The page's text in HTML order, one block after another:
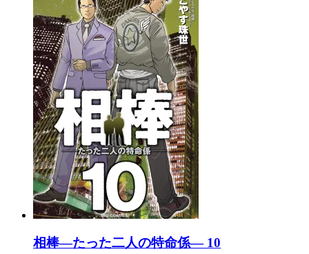
相棒―たった二人の特命係― 10